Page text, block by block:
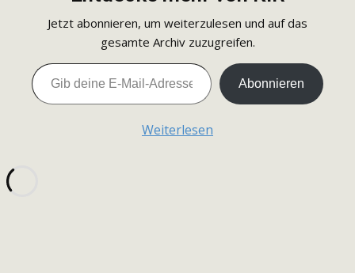
Jetzt abonnieren, um weiterzulesen und auf das
gesamte Archiv zuzugreifen.
Gib deine E-Mail-Adresse ein ...
Abonnieren
Weiterlesen